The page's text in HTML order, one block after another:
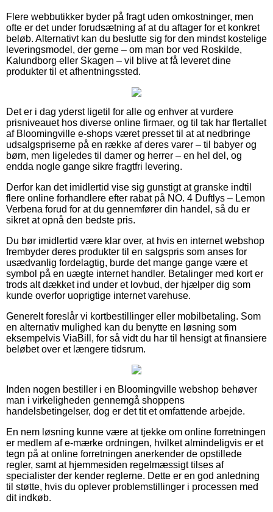
Flere webbutikker byder på fragt uden omkostninger, men
ofte er det under forudsætning af at du aftager for et konkret
beløb. Alternativt kan du beslutte sig for den mindst kostelige
leveringsmodel, der gerne – om man bor ved Roskilde,
Kalundborg eller Skagen – vil blive at få leveret dine
produkter til et afhentningssted.
Det er i dag yderst ligetil for alle og enhver at vurdere
prisniveauet hos diverse online firmaer, og til tak har flertallet
af Bloomingville e-shops været presset til at at nedbringe
udsalgspriserne på en række af deres varer – til babyer og
børn, men ligeledes til damer og herrer – en hel del, og
endda nogle gange sikre fragtfri levering.
Derfor kan det imidlertid vise sig gunstigt at granske indtil
flere online forhandlere efter rabat på NO. 4 Duftlys – Lemon
Verbena forud for at du gennemfører din handel, så du er
sikret at opnå den bedste pris.
Du bør imidlertid være klar over, at hvis en internet webshop
frembyder deres produkter til en salgspris som anses for
usædvanlig fordelagtig, burde det mange gange være et
symbol på en uægte internet handler. Betalinger med kort er
trods alt dækket ind under et lovbud, der hjælper dig som
kunde overfor uoprigtige internet varehuse.
Generelt foreslår vi kortbestillinger eller mobilbetaling. Som
en alternativ mulighed kan du benytte en løsning som
eksempelvis ViaBill, for så vidt du har til hensigt at finansiere
beløbet over et længere tidsrum.
Inden nogen bestiller i en Bloomingville webshop behøver
man i virkeligheden gennemgå shoppens
handelsbetingelser, dog er det tit et omfattende arbejde.
En nem løsning kunne være at tjekke om online forretningen
er medlem af e-mærke ordningen, hvilket almindeligvis er et
tegn på at online forretningen anerkender de opstillede
regler, samt at hjemmesiden regelmæssigt tilses af
specialister der kender reglerne. Dette er en god anledning
til støtte, hvis du oplever problemstillinger i processen med
dit indkøb.